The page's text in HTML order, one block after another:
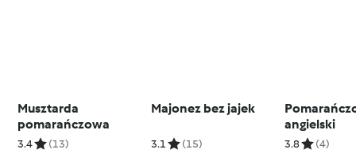
Musztarda
pomarańczowa
3.4 (13)
Majonez bez jajek
3.1 (15)
angielski
3.8 (4)